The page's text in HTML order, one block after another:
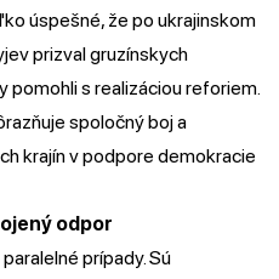
úspešné, že po ukrajinskom
prizval gruzínskych
s realizáciou reforiem.
spoločný boj a
krajín v podpore demokracie
odpor
prípady. Sú